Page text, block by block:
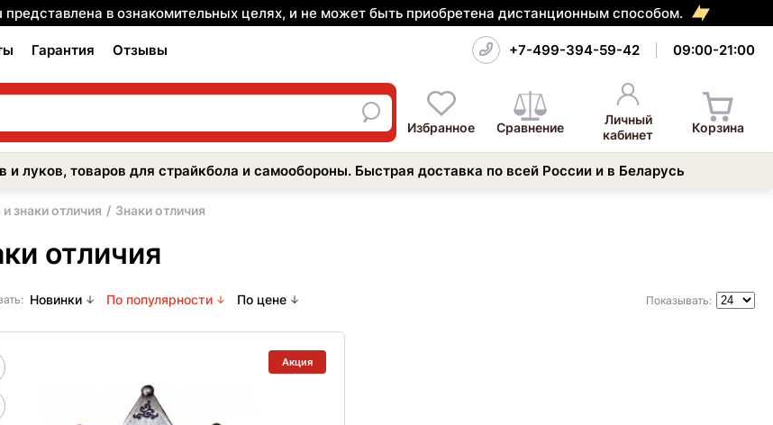
в ознакомительных целях, и не может быть приобретена дистанционным способом.
Гарантия Отзывы +7-499-394-59-42 09:00-21:00
Избранное Сравнение
Личный
кабинет
Корзина
и луков, товаров для страйкбола и самообороны. Быстрая доставка по всей России и в Беларусь
знаки отличия Знаки отличия
отличия
Новинки По популярности По цене Показывать:
Акция